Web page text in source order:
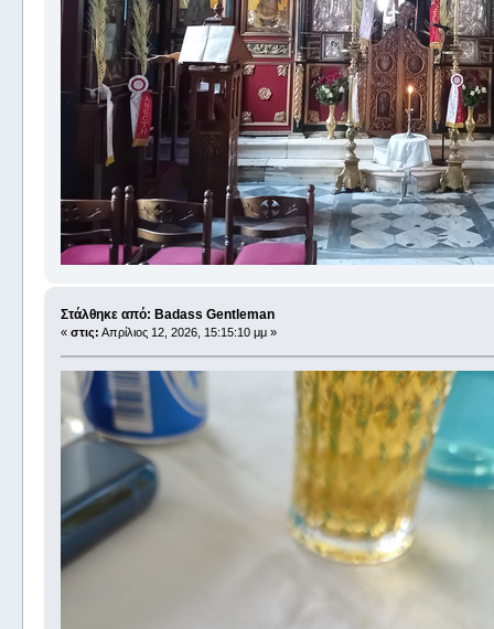
Στάλθηκε από: Badass Gentleman
« στις: Απρίλιος 12, 2026, 15:15:10 μμ »